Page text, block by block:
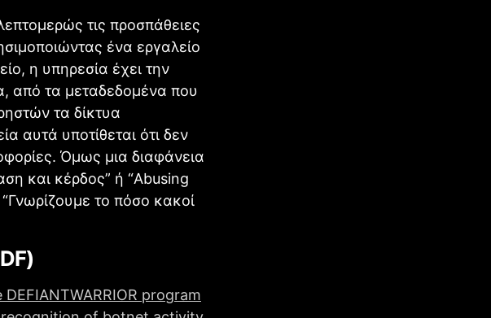
τις προσπάθειες
ένα εργαλείο
η υπηρεσία έχει την
από τα μεταδεδομένα που
τα δίκτυα
αυτά υποτίθεται ότι δεν
Όμως μια διαφάνεια
και κέρδος” ή “Abusing
το πόσο κακοί
program